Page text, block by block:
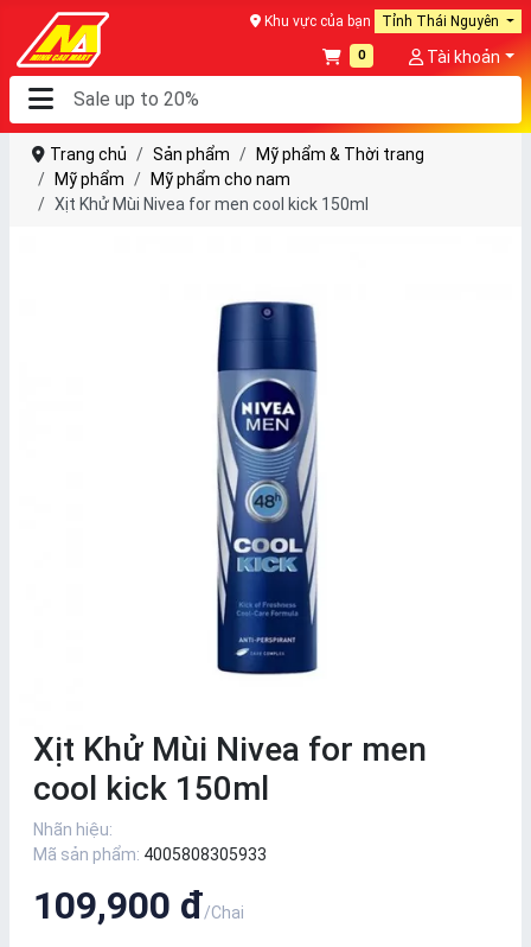
Khu vực của bạn Tỉnh Thái Nguyên
0 Tài khoản
Trang chủ Sản phẩm
Mỹ phẩm & Thời trang
Mỹ phẩm
Mỹ phẩm cho nam
Xịt Khử Mùi Nivea for men cool kick 150ml
Xịt Khử Mùi Nivea for men
cool kick 150ml
Nhãn hiệu:
Mã sản phẩm: 4005808305933
109,900 đ/Chai